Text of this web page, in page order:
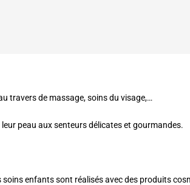
travers de massage, soins du visage,…
peau aux senteurs délicates et gourmandes.
enfants sont réalisés avec des produits